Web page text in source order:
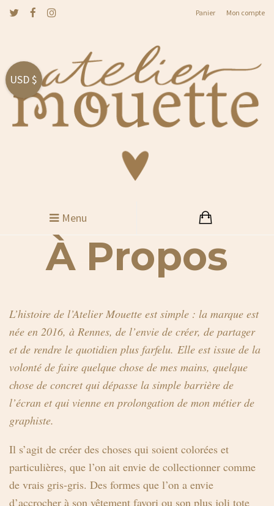
Mon compte
Panier
Menu
À Propos
L’histoire de l’Atelier Mouette est simple : la marque est
née en 2016, à Rennes, de l’envie de créer, de partager
et de rendre le quotidien plus farfelu. Elle est issue de la
volonté de faire quelque chose de mes mains, quelque
chose de concret qui dépasse la simple barrière de
l’écran et qui vienne en prolongation de mon métier de
graphiste.
Il s’agit de créer des choses qui soient colorées et
particulières, que l’on ait envie de collectionner comme
de vrais gris-gris. Des formes que l’on a envie
d’accrocher à son vêtement favori ou son plus joli tote
USD $